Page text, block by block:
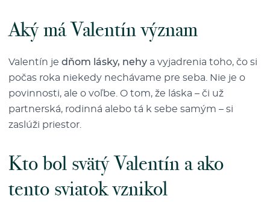
Aký má Valentín význam
Valentín je dňom lásky, nehy a vyjadrenia toho, čo si
počas roka niekedy nechávame pre seba. Nie je o
povinnosti, ale o voľbe. O tom, že láska – či už
partnerská, rodinná alebo tá k sebe samým – si
zaslúži priestor.
Kto bol svätý Valentín a ako
tento sviatok vznikol